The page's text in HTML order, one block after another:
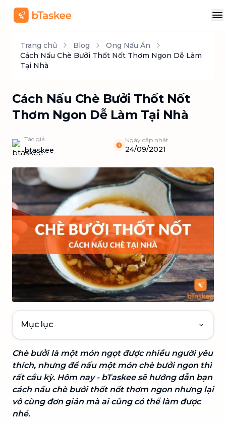
Trang chủ Blog
Ong Nấu Ăn
Cách Nấu Chè Bưởi Thốt Nốt Thơm Ngon Dễ Làm
Tại Nhà
Cách Nấu Chè Bưởi Thốt Nốt
Thơm Ngon Dễ Làm Tại Nhà
Tác giả
btaskee
Ngày cập nhật
24/09/2021
Mục lục
Chè bưởi là một món ngọt được nhiều người yêu
thích, nhưng để nấu một món chè bưởi ngon thì
rất cầu kỳ. Hôm nay - bTaskee sẽ hướng dẫn bạn
cách nấu chè bưởi thốt nốt thơm ngon nhưng lại
vô cùng đơn giản mà ai cũng có thể làm được
nhé.